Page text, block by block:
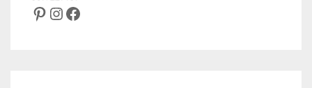
Pinterest
Instagram
Facebook